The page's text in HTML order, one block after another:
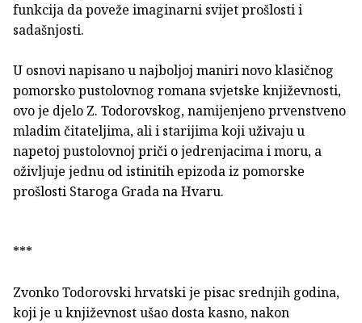
funkcija da poveže imaginarni svijet prošlosti i
sadašnjosti.
U osnovi napisano u najboljoj maniri novo klasičnog
pomorsko pustolovnog romana svjetske književnosti,
ovo je djelo Z. Todorovskog, namijenjeno prvenstveno
mladim čitateljima, ali i starijima koji uživaju u
napetoj pustolovnoj priči o jedrenjacima i moru, a
oživljuje jednu od istinitih epizoda iz pomorske
prošlosti Staroga Grada na Hvaru.
***
Zvonko Todorovski hrvatski je pisac srednjih godina,
koji je u književnost ušao dosta kasno, nakon